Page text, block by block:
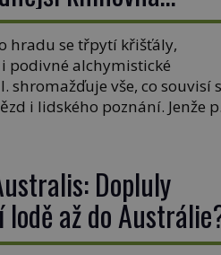
hradu se třpytí křišťály,
podivné alchymistické
shromažďuje vše, co souvisí s
i lidského poznání. Jenže
rukopisy, které nikdo
Dopluly
až do